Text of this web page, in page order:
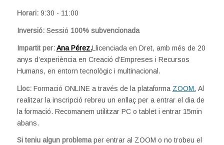
Horari:9:30 - 11:00
Inversió: Sessió 100% subvencionada
Impartit per:Ana Pérez.Llicenciada en Dret, amb més de 20
anys d’experiència en Creació d’Empreses i Recursos
Humans, en entorn tecnològic i multinacional.
Lloc:Formació ONLINE a través de la plataforma ZOOM. Al
realitzar la inscripció rebreu un enllaç per a entrar el dia de
la formació. Recomanem utilitzar PC o tablet i entrar 15min
abans.
Si teniu algun problemaper entrar al ZOOM o no trobeu el